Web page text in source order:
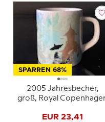
SPARREN 68%
2005 Jahresbecher,
groß, Royal
EUR 23,41